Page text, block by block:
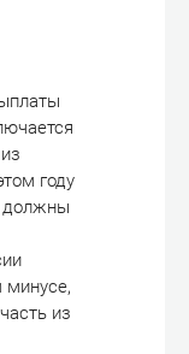
году
должны
минусе,
из